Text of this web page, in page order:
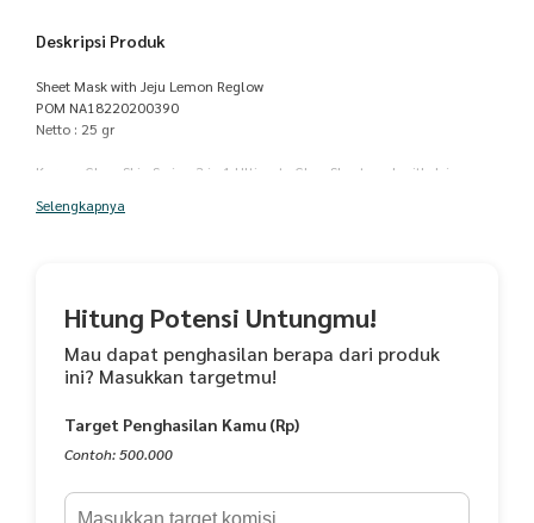
Deskripsi Produk
Sheet Mask with Jeju Lemon Reglow
POM NA18220200390
Netto : 25 gr
Korean Glass Skin Series: 3 in 1 Ultimate Glow Sheetmask with Jeju
Glowing Instant dalam 15 menit
meresap sempurna ke dalam kulit wajah dan memberikan kelembapan
ekstra.
Hasilnya, kulit wajah jadi lembab, halus, lembut, kenyal, glowing dan
bersinar seperti wanita Korea!
Siapa bilang skincarean itu ribet? Pakai 3 in 1 Ultimate Glow Sheetmask,
skincarean belum pernah sesimpel ini
Selengkapnya
Hitung Potensi Untungmu!
Mau dapat penghasilan berapa dari produk
ini? Masukkan targetmu!
Target Penghasilan Kamu (Rp)
Contoh: 500.000